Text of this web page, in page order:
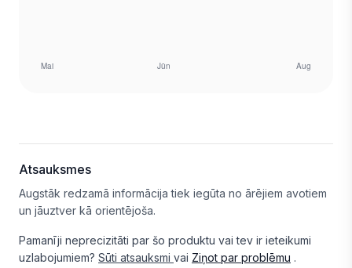
Atsauksmes
Augstāk redzamā informācija tiek iegūta no ārējiem avotiem
un jāuztver kā orientējoša.
Pamanīji neprecizitāti par šo produktu vai tev ir ieteikumi
uzlabojumiem? Sūti atsauksmi vai Ziņot par problēmu .